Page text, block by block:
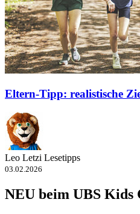
Eltern-Tipp: realistische
Leo Letzi Lesetipps
03.02.2026
NEU beim UBS Kids